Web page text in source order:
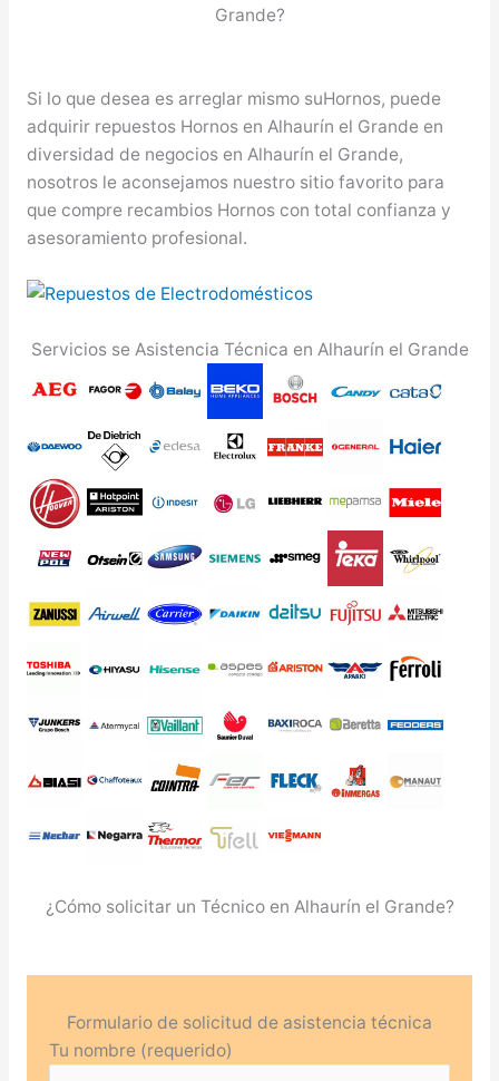
Grande?
Si lo que desea es arreglar mismo suHornos, puede
adquirir repuestos Hornos en Alhaurín el Grande en
diversidad de negocios en Alhaurín el Grande,
nosotros le aconsejamos nuestro sitio favorito para
que compre recambios Hornos con total confianza y
asesoramiento profesional.
Servicios se Asistencia Técnica en Alhaurín el Grande
¿Cómo solicitar un Técnico en Alhaurín el Grande?
Formulario de solicitud de asistencia técnica
Tu nombre (requerido)